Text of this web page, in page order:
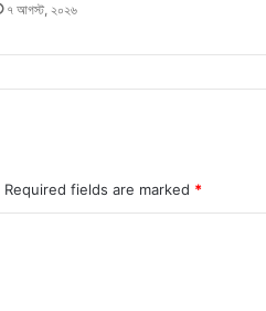
৭ আগস্ট, ২০২৬
Required fields are marked *